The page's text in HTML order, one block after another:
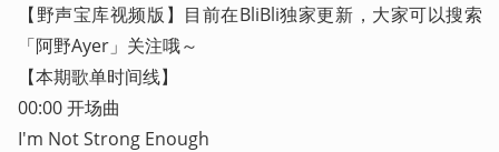
【野声宝库视频版】目前在BliBli独家更新，大家可以搜索
「阿野Ayer」关注哦～
【本期歌单时间线】
00:00 开场曲
I'm Not Strong Enough